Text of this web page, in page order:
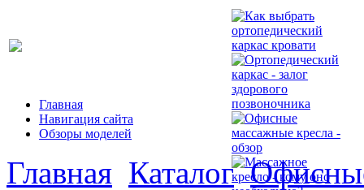
Главная
Навигация сайта
Обзоры моделей
Главная Каталог